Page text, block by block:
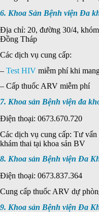
6. Khoa Sản Bệnh viện Đa
Địa chỉ: 20, đường 30/4,
Đồng Tháp
Các dịch vụ cung cấp:
– Test HIV miễm phí khi
– Cấp thuốc ARV miễm phí
7. Khoa sản Bệnh viện đa
Điện thoại: 0673.670.720
Các dịch vụ cung cấp: Tư
khám thai tại khoa sản BV
8. Khoa sản Bệnh viện Đa
Điện thoại: 0673.837.364
Cung cấp thuốc ARV dự
9. Khoa sản Bệnh viện Đa